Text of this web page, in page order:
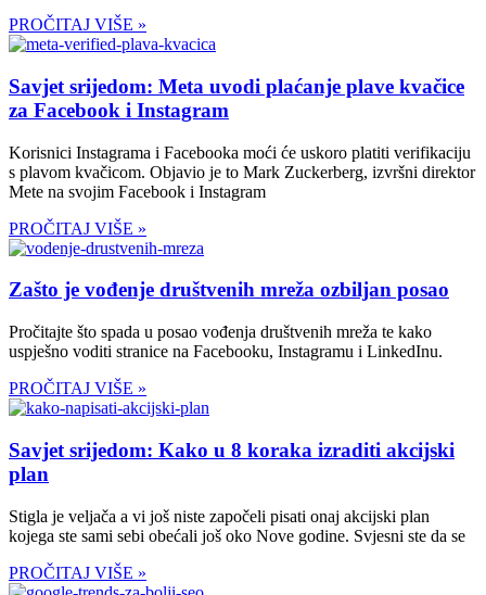
PROČITAJ VIŠE »
Savjet srijedom: Meta uvodi plaćanje plave kvačice
za Facebook i Instagram
Korisnici Instagrama i Facebooka moći će uskoro platiti verifikaciju
s plavom kvačicom. Objavio je to Mark Zuckerberg, izvršni direktor
Mete na svojim Facebook i Instagram
PROČITAJ VIŠE »
Zašto je vođenje društvenih mreža ozbiljan posao
Pročitajte što spada u posao vođenja društvenih mreža te kako
uspješno voditi stranice na Facebooku, Instagramu i LinkedInu.
PROČITAJ VIŠE »
Savjet srijedom: Kako u 8 koraka izraditi akcijski
plan
Stigla je veljača a vi još niste započeli pisati onaj akcijski plan
kojega ste sami sebi obećali još oko Nove godine. Svjesni ste da se
PROČITAJ VIŠE »